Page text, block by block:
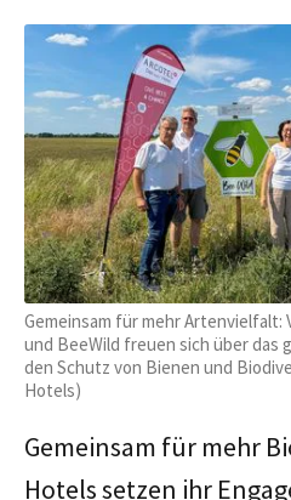
Gemeinsam für mehr
und BeeWild freuen sich über das
den Schutz von Bienen und
Hotels)
Gemeinsam für mehr
Hotels setzen ihr